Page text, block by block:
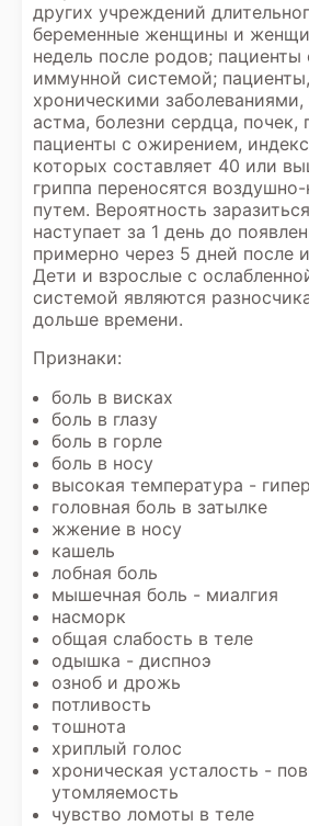
других учреждений
беременные женщины и
недель после родов; пациенты
иммунной системой;
хроническими
астма, болезни сердца, почек,
пациенты с ожирением,
которых составляет 40 или
гриппа переносятся
путем. Вероятность
наступает за 1 день до
примерно через 5 дней после
Дети и взрослые с
системой являются
дольше времени.
Признаки:
боль в висках
боль в глазу
боль в горле
боль в носу
высокая температура -
головная боль в затылке
жжение в носу
кашель
лобная боль
мышечная боль - миалгия
насморк
общая слабость в теле
одышка - диспноэ
озноб и дрожь
потливость
тошнота
хриплый голос
хроническая усталость -
утомляемость
чувство ломоты в теле